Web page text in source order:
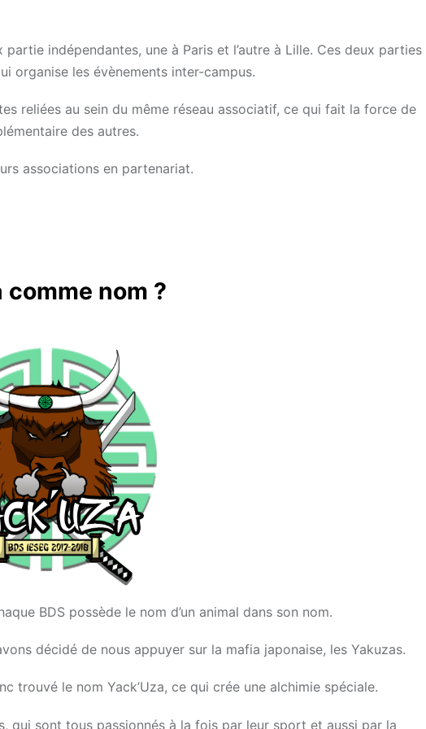
indépendantes, une à Paris et l’autre à Lille. Ces deux parties
organise les évènements inter-campus.
reliées au sein du même réseau associatif, ce qui fait la force de
des autres.
associations en partenariat.
comme nom ?
BDS possède le nom d’un animal dans son nom.
décidé de nous appuyer sur la mafia japonaise, les Yakuzas.
trouvé le nom Yack’Uza, ce qui crée une alchimie spéciale.
qui sont tous passionnés à la fois par leur sport et aussi par la